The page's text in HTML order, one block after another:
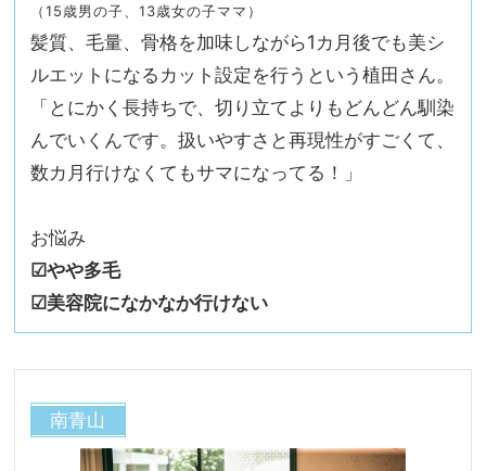
（15歳男の子、13歳女の子ママ）
髪質、毛量、骨格を加味しながら1カ月後でも美シ
ルエットになるカット設定を行うという植田さん。
「とにかく長持ちで、切り立てよりもどんどん馴染
んでいくんです。扱いやすさと再現性がすごくて、
数カ月行けなくてもサマになってる！」
お悩み
☑︎やや多毛
☑︎美容院になかなか行けない
南青山